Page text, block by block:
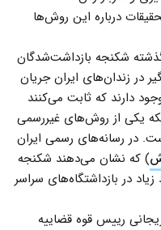
درباره این روش‌ها
شکنجه بازداشت‌شدگان
در زندان‌های ایران جریان
دارند که ثابت می‌کنند
یکی از روش‌های غیررسمی
در رسانه‌های رسمی ایران
) که نشان می‌دهند شکنجه
در بازداشتگاه‌های سراسر
رییس قوه قضاییه